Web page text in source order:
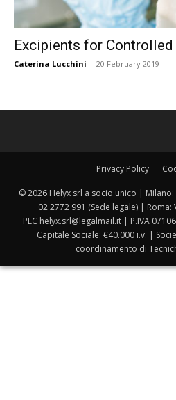
Excipients for Controlled
Caterina Lucchini - 20 February 2019
Privacy Policy
© 2026 Helyx srl a socio unico | Milano:
02 2772 991 (Sede legale) |
PEC helyx.srl@legalmail.it | P.IVA
Capitale Sociale: €40.000 i.v. |
coordinamento di